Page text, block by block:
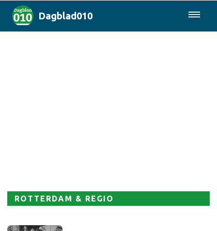
Dagblad010
ROTTERDAM & REGIO